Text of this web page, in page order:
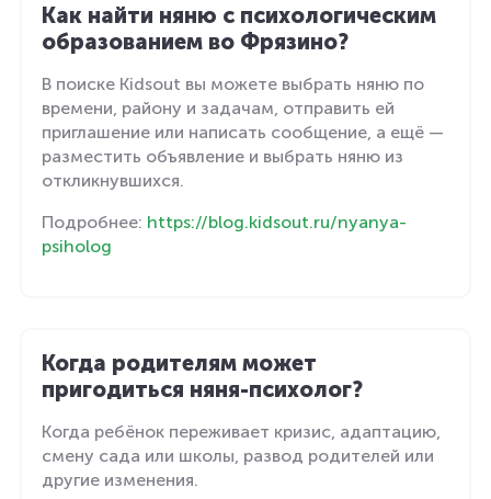
Как найти няню с психологическим
образованием во Фрязино?
В поиске Kidsout вы можете выбрать няню по
времени, району и задачам, отправить ей
приглашение или написать сообщение, а ещё —
разместить объявление и выбрать няню из
откликнувшихся.
Подробнее: https://blog.kidsout.ru/nyanya-
psiholog
Когда родителям может
пригодиться няня-психолог?
Когда ребёнок переживает кризис, адаптацию,
смену сада или школы, развод родителей или
другие изменения.